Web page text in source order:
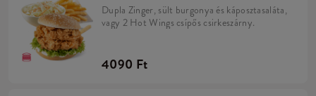
Dupla Zinger, sült burgonya és káposztasaláta,
vagy 2 Hot Wings csípős csirkeszárny.
4090 Ft